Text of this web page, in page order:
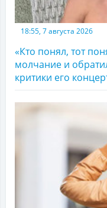
18:55, 7 августа 2026
«Кто понял, тот
молчание и
критики его